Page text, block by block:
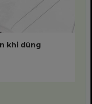
khi dùng